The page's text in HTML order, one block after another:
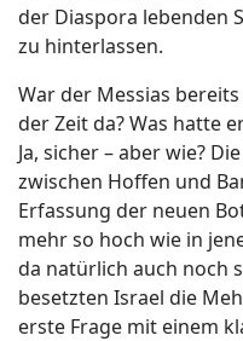
der Diaspora lebenden
zu hinterlassen.
War der Messias
der Zeit da? Was hatte
Ja, sicher – aber wie?
zwischen Hoffen und
Erfassung der neuen
mehr so hoch wie in
da natürlich auch noch
besetzten Israel die
erste Frage mit einem